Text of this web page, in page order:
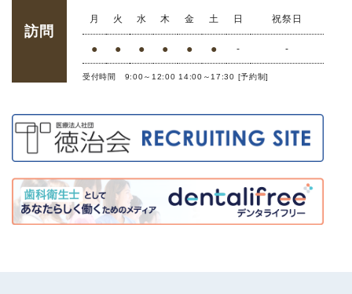
訪問
月 火 水 木 金 土 日 祝祭日
● ● ● ● ● ● - -
受付時間 9:00～12:00 14:00～17:30 [予約制]